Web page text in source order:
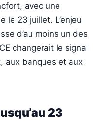
avec une
le 23 juillet. L’enjeu
d’au moins un des
changerait le signal
aux banques et aux
23